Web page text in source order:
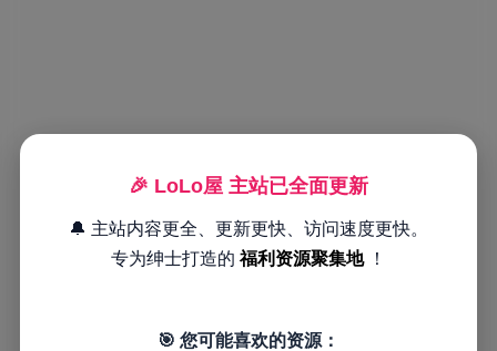
🎉 LoLo屋 主站已全面更新
🔔 主站内容更全、更新更快、访问速度更快。
专为绅士打造的福利资源聚集地 ！
🎯 您可能喜欢的资源：